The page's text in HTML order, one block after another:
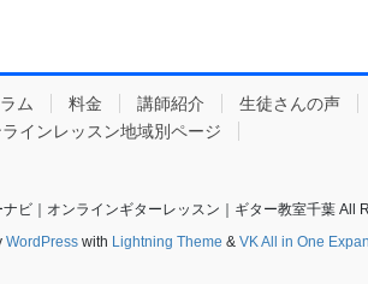
ム 料金 講師紹介 生徒さんの声
インレッスン地域別ページ
ビ｜オンラインギターレッスン｜ギター教室千葉 All
WordPresswith Lightning Theme & VK All in One